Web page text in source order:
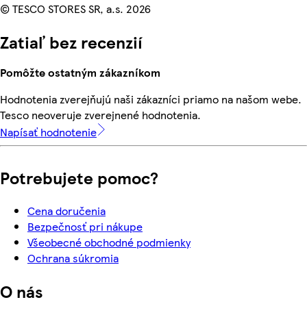
© TESCO STORES SR, a.s. 2026
Zatiaľ bez recenzií
Pomôžte ostatným zákazníkom
Hodnotenia zverejňujú naši zákazníci priamo na našom webe.
Tesco neoveruje zverejnené hodnotenia.
Napísať hodnotenie
Potrebujete pomoc?
Cena doručenia
Bezpečnosť pri nákupe
Všeobecné obchodné podmienky
Ochrana súkromia
O nás